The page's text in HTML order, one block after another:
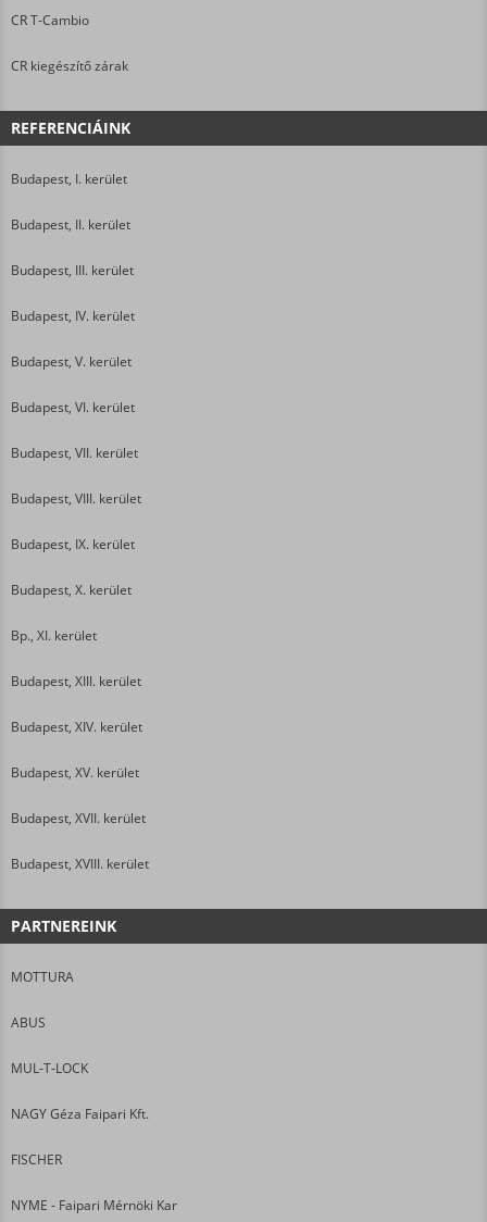
CR T-Cambio
CR kiegészítő zárak
REFERENCIÁINK
Budapest, I. kerület
Budapest, II. kerület
Budapest, III. kerület
Budapest, IV. kerület
Budapest, V. kerület
Budapest, VI. kerület
Budapest, VII. kerület
Budapest, VIII. kerület
Budapest, IX. kerület
Budapest, X. kerület
Bp., XI. kerület
Budapest, XIII. kerület
Budapest, XIV. kerület
Budapest, XV. kerület
Budapest, XVII. kerület
Budapest, XVIII. kerület
PARTNEREINK
MOTTURA
ABUS
MUL-T-LOCK
NAGY Géza Faipari Kft.
FISCHER
NYME - Faipari Mérnöki Kar